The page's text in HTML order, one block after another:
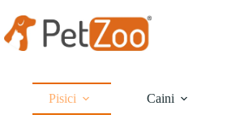
conținut
Pisici Caini